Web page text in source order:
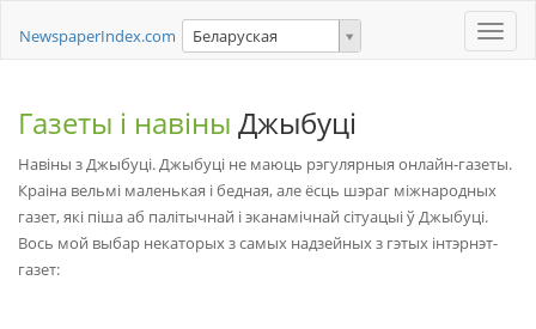
Toggle
NewspaperIndex.com Беларуская
Газеты і навіны Джыбуці
Навіны з Джыбуці. Джыбуці не маюць рэгулярныя онлайн-газеты.
Краіна вельмі маленькая і бедная, але ёсць шэраг міжнародных
газет, які піша аб палітычнай і эканамічнай сітуацыі ў Джыбуці.
Вось мой выбар некаторых з самых надзейных з гэтых інтэрнэт-
газет: